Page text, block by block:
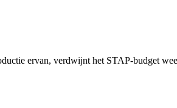
ervan, verdwijnt het STAP-budget